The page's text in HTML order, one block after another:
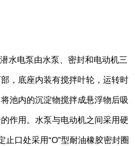
水电泵由水泵、密封和电动机三
，底座内装有搅拌叶轮，运转时
池内的沉淀物搅拌成悬浮物后吸
作用。水泵与电动机之间采用硬
止口处采用“O”型耐油橡胶密封圈